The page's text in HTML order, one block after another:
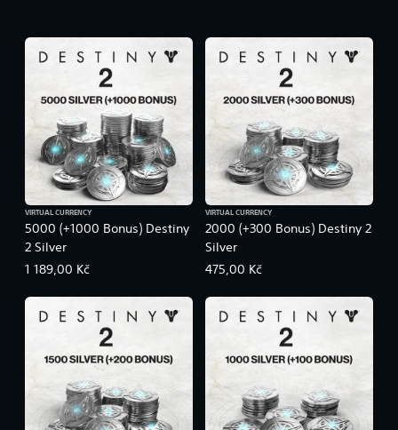
5000 (+1000 Bonus) Destiny
2 Silver
VIRTUAL CURRENCY
1 189,00 Kč
2000 (+300 Bonus) Destiny 2
Silver
VIRTUAL CURRENCY
475,00 Kč